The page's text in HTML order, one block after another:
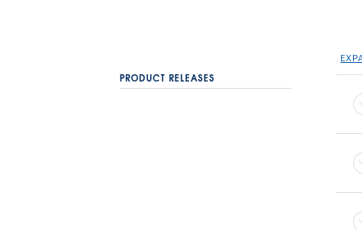
PRODUCT RELEASES